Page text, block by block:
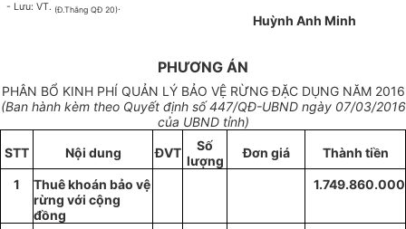
- Lưu: VT. (Đ.Thắng QĐ 20).
Huỳnh Anh Minh
PHƯƠNG ÁN
PHÂN BỔ KINH PHÍ QUẢN LÝ BẢO VỆ RỪNG ĐẶC DỤNG NĂM 2016
(Ban hành kèm theo Quyết định số 447/QĐ-UBND ngày 07/03/2016
của UBND tỉnh)
STT
Nội dung ĐVT
Số
lượng
Đơn giá Thành tiền
1 Thuê khoán bảo vệ
rừng với cộng
đồng
1.749.860.000